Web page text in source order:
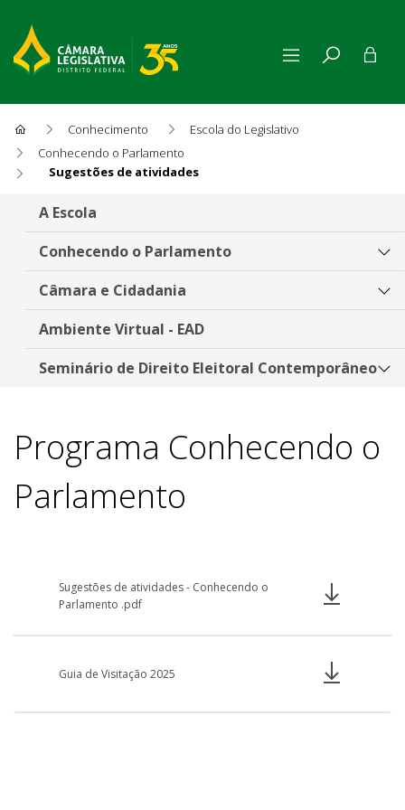
Conhecimento
Escola do Legislativo
Conhecendo o Parlamento
Sugestões de atividades
Sugestões de atividades
A Escola
Conhecendo o Parlamento
Câmara e Cidadania
Ambiente Virtual - EAD
Seminário de Direito Eleitoral Contemporâneo
Programa Conhecendo o
Parlamento
Sugestões de atividades - Conhecendo o
Parlamento .pdf
Guia de Visitação 2025